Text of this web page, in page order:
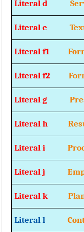
Literal d
Literal e Texto
Literal f1
Literal f2
Literal g
Literal h
Literal i
Literal j
Literal kPlanes
Literal l